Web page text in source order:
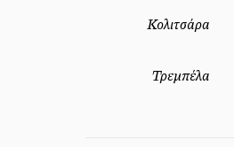
Κολιτσάρα
Τρεμπέλα